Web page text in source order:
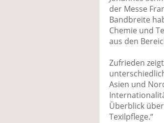
der Messe
Bandbreite
Chemie und
aus den
Zufrieden
Asien und
Überblick
Texilpflege.“